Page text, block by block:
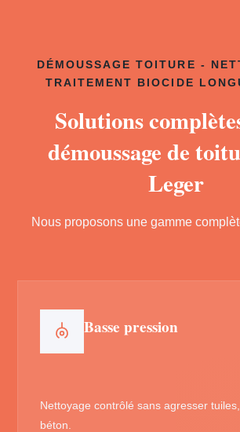
DÉMOUSSAGE TOITURE -
TRAITEMENT BIOCIDE
Solutions
démoussage de
Leger
Nous proposons une gamme
Basse pression
Nettoyage contrôlé sans agresser
béton.